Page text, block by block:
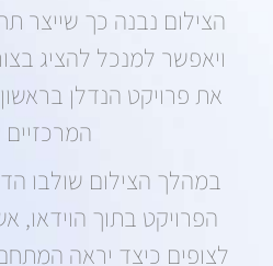
הצילום נבנה כך שייצר
ויאפשר למנכל להציג
את פרויקט הנדלן בראשון
במהלך הצילום שולבו
הפרויקט בתוך הוידאו,
לצופים כיצד יראה